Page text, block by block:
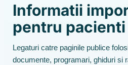
Informatii
pentru pacienti
Legaturi catre paginile publice
documente, programari, ghiduri si